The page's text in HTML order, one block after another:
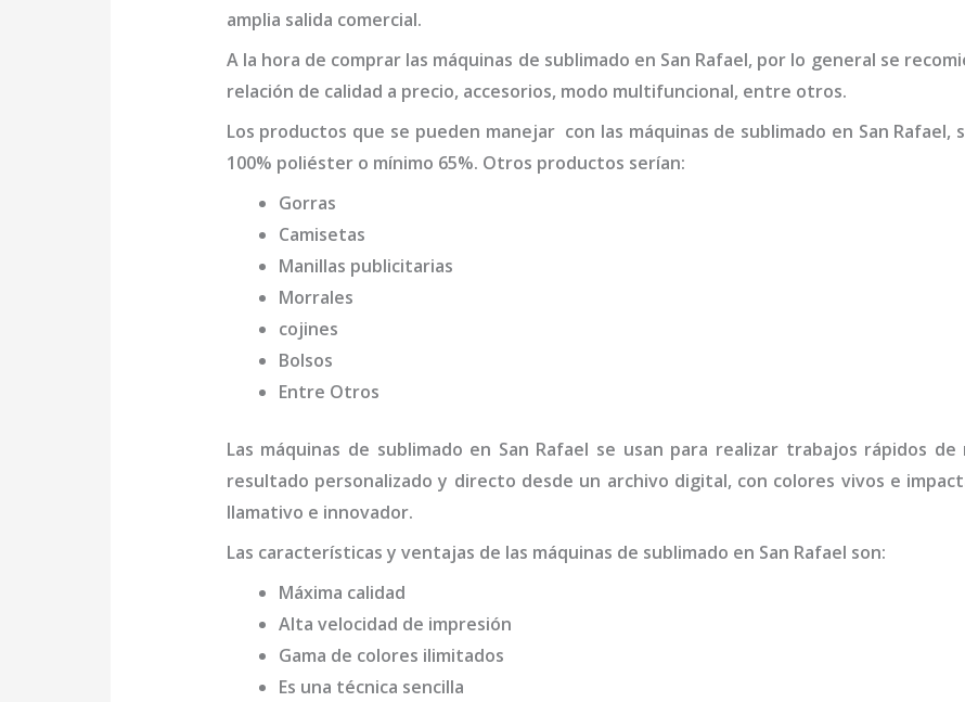
amplia salida comercial.
A la hora de comprar las máquinas de sublimado en San Rafael, por lo general se
relación de calidad a precio, accesorios, modo multifuncional, entre otros.
Los productos que se pueden manejar con las máquinas de sublimado en San Rafael,
100% poliéster o mínimo 65%. Otros productos serían:
Gorras
Camisetas
Manillas publicitarias
Morrales
cojines
Bolsos
Entre Otros
Las máquinas de sublimado en San Rafael se usan para realizar trabajos rápidos de
resultado personalizado y directo desde un archivo digital, con colores vivos e
llamativo e innovador.
Las características y ventajas de las máquinas de sublimado en San Rafael son:
Máxima calidad
Alta velocidad de impresión
Gama de colores ilimitados
Es una técnica sencilla